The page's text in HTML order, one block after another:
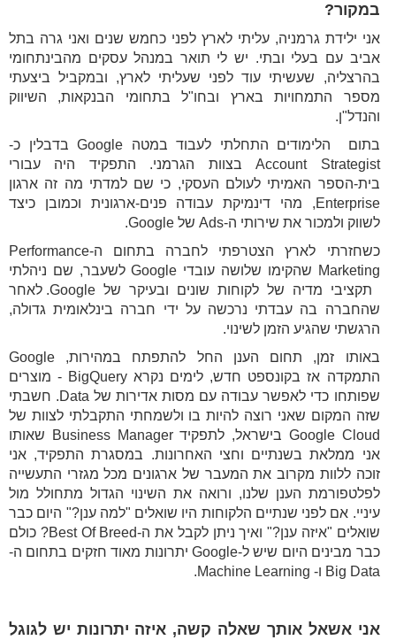
במקור?
אני ילידת גרמניה, עליתי לארץ לפני כחמש שנים ואני גרה בתל
אביב עם בעלי ובתי. יש לי תואר במנהל עסקים מהבינתחומי
בהרצליה, שעשיתי עוד לפני שעליתי לארץ, ובמקביל ביצעתי
מספר התמחויות בארץ ובחו"ל בתחומי הבנקאות, השיווק
והנדל"ן.
בתום הלימודים התחלתי לעבוד במטה Google בדבלין כ-
Account Strategist בצוות הגרמני. התפקיד היה עבורי
בית-הספר האמיתי לעולם העסקי, כי שם למדתי מה זה ארגון
Enterprise, מהי דינמיקת עבודה פנים-ארגונית וכמובן כיצד
לשווק ולמכור את שירותי ה-Ads של Google.
כשחזרתי לארץ הצטרפתי לחברה בתחום ה-Performance
Marketing שהקימו שלושה עובדי Google לשעבר, שם ניהלתי
תקציבי מדיה של לקוחות שונים ובעיקר של Google. לאחר
שהחברה בה עבדתי נרכשה על ידי חברה בינלאומית גדולה,
הרגשתי שהגיע הזמן לשינוי.
באותו זמן, תחום הענן החל להתפתח במהירות, Google
התמקדה אז בקונספט חדש, לימים נקרא BigQuery - מוצרים
שפותחו כדי לאפשר עבודה עם מסות אדירות של Data. חשבתי
שזה המקום שאני רוצה להיות בו ולשמחתי התקבלתי לצוות של
Google Cloud בישראל, לתפקיד Business Manager שאותו
אני ממלאת בשנתיים וחצי האחרונות. במסגרת התפקיד, אני
זוכה ללוות מקרוב את המעבר של ארגונים מכל מגזרי התעשייה
לפלטפורמת הענן שלנו, ורואה את השינוי הגדול מתחולל מול
עיניי. אם לפני שנתיים הלקוחות היו שואלים "למה ענן?" היום כבר
שואלים "איזה ענן?" ואיך ניתן לקבל את ה-Best Of Breed? כולם
כבר מבינים היום שיש ל-Google יתרונות מאוד חזקים בתחום ה-
Big Data ו- Machine Learning.
אני אשאל אותך שאלה קשה, איזה יתרונות יש לגוגל